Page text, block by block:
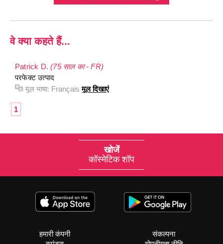
वे क्या कहते हैं...
Patrick D.(75 साल का - FR)
परफेक्ट उत्पाद
मूल भाषा: Français मूल दिखाएं
1
खोजें
कॉस्मेटिक शॉप
हमारी कंपनी
संकल्पना